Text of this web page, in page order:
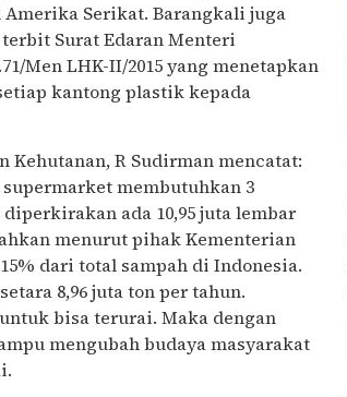
Serikat. Barangkali juga
Surat Edaran Menteri
Men LHK-II/2015 yang menetapkan
kantong plastik kepada
R Sudirman mencatat:
membutuhkan 3
ada 10,95 juta lembar
menurut pihak Kementerian
dari total sampah di Indonesia.
8,96 juta ton per tahun.
bisa terurai. Maka dengan
mengubah budaya masyarakat